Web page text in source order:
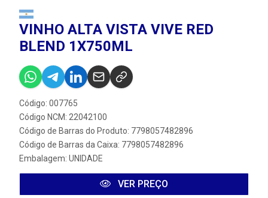
VINHO ALTA VISTA VIVE RED
BLEND 1X750ML
Código: 007765
Código NCM: 22042100
Código de Barras do Produto: 7798057482896
Código de Barras da Caixa: 7798057482896
Embalagem: UNIDADE
VER PREÇO